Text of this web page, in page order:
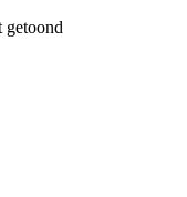
getoond